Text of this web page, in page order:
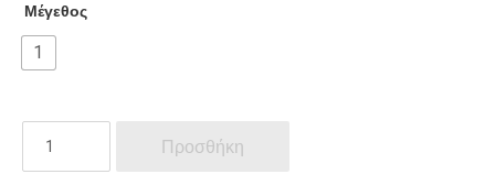
Μέγεθος
1
ΠΟΡΤΟΦΟΛΙ
Προσθήκη